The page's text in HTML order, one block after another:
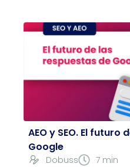
AEO y SEO. El
Google
Dobuss 7 min